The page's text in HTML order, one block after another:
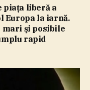
piaţa liberă a
Europa la iarnă.
şi posibile
rapid